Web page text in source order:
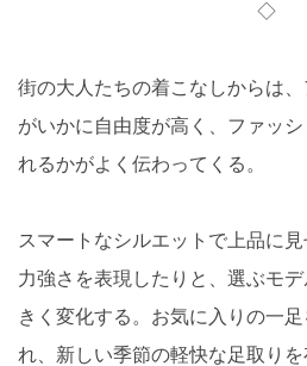
◇
街の大人たちの着こなしからは
がいかに自由度が高く、ファッ
れるかがよく伝わってくる。
スマートなシルエットで上品に
力強さを表現したりと、選ぶモ
きく変化する。お気に入りの一
れ、新しい季節の軽快な足取り